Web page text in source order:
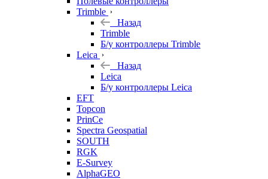
Trimble
Назад
Trimble
Б/у контроллеры Trimble
Leica
Назад
Leica
Б/у контроллеры Leica
EFT
Topcon
PrinCe
Spectra Geospatial
SOUTH
RGK
E-Survey
AlphaGEO